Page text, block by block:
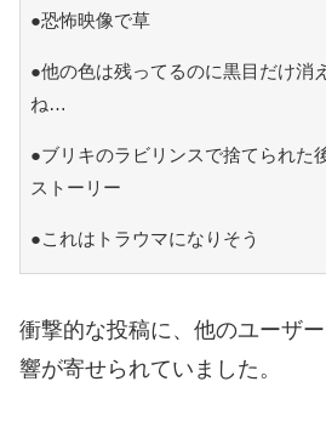
●恐怖映像で草
●他の色は残ってるのに黒目だけ消
ね…
●ブリキのラビリンスで捨てられた
ストーリー
●これはトラウマになりそう
衝撃的な投稿に、他のユーザ
響が寄せられていました。